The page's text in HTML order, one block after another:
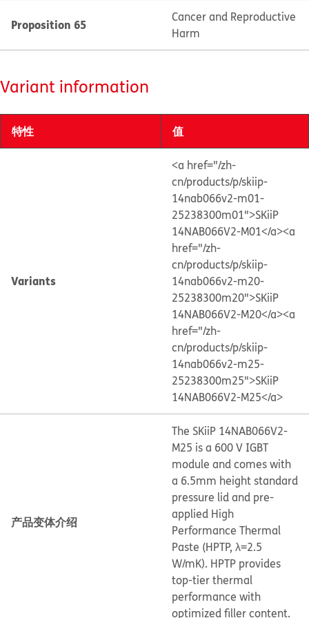
Proposition 65
Cancer and Reproductive
Harm
Variant information
特性 值
Variants
<a href="/zh-
cn/products/p/skiip-
14nab066v2-m01-
25238300m01">SKiiP
14NAB066V2-M01</a><a
href="/zh-
cn/products/p/skiip-
14nab066v2-m20-
25238300m20">SKiiP
14NAB066V2-M20</a><a
href="/zh-
cn/products/p/skiip-
14nab066v2-m25-
25238300m25">SKiiP
14NAB066V2-M25</a>
产品变体介绍
The SKiiP 14NAB066V2-
M25 is a 600 V IGBT
module and comes with
a 6.5mm height standard
pressure lid and pre-
applied High
Performance Thermal
Paste (HPTP, λ=2.5
W/mK). HPTP provides
top-tier thermal
performance with
optimized filler content.